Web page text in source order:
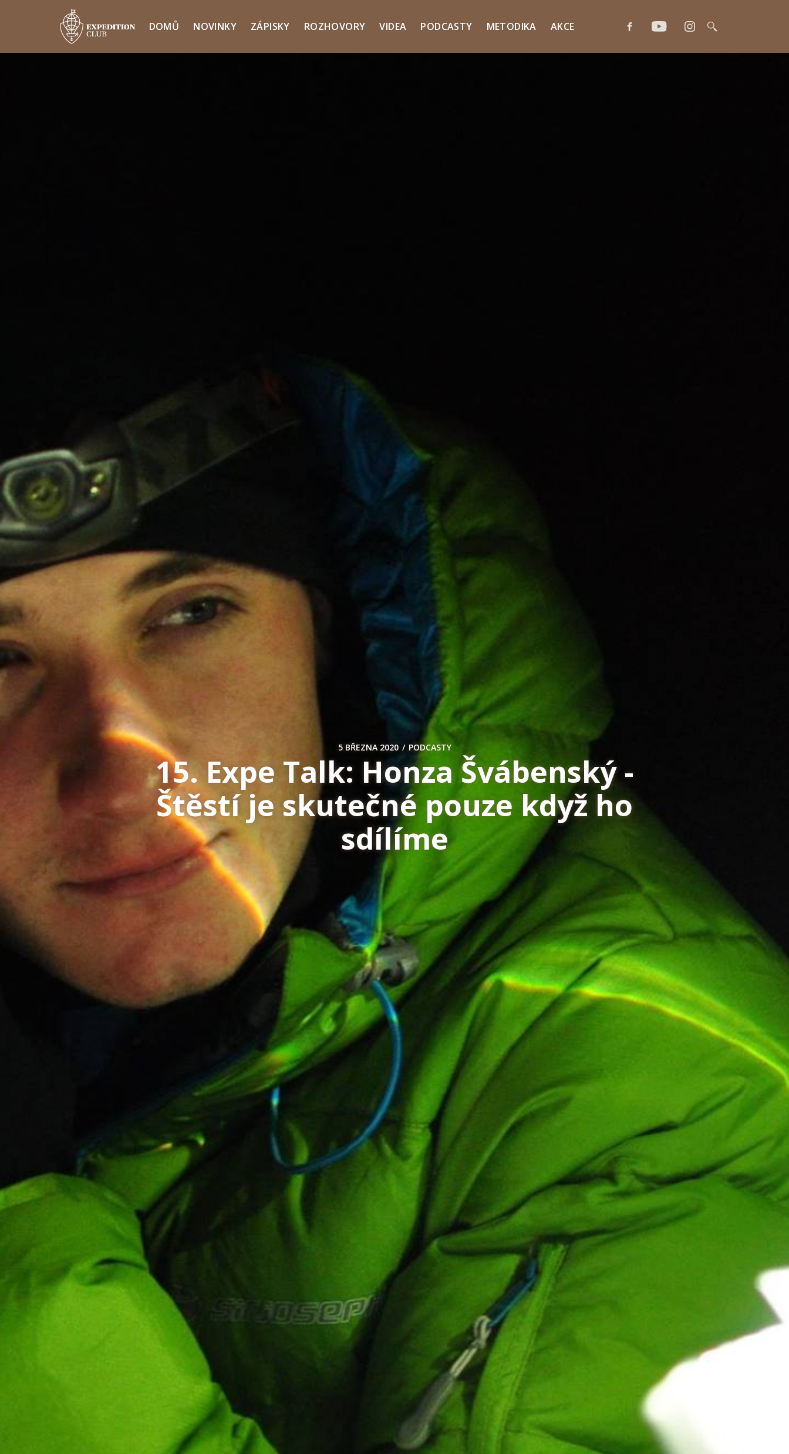
DOMŮ NOVINKY ZÁPISKY ROZHOVORY VIDEA PODCASTY METODIKA AKCE
5 BŘEZNA 2020 / PODCASTY
15. Expe Talk: Honza Švábenský -
Štěstí je skutečné pouze když ho
sdílíme